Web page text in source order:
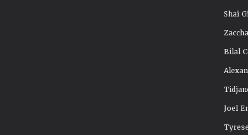
Shai
Bilal
Joel